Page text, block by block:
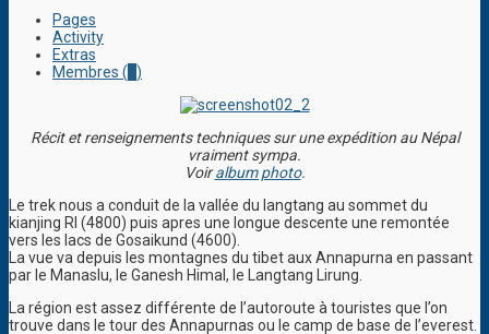
Pages
Activity
Extras
Membres ( )
Récit et renseignements techniques sur une expédition au Népal
vraiment sympa.
Voiralbum photo.
Le trek nous a conduit de la vallée du langtang au sommet du
kianjing RI (4800) puis apres une longue descente une remontée
vers les lacs de Gosaikund (4600).
La vue va depuis les montagnes du tibet aux Annapurna en passant
par le Manaslu, le Ganesh Himal, le Langtang Lirung.
La région est assez différente de l’autoroute à touristes que l’on
trouve dans le tour des Annapurnas ou le camp de base de l’everest.